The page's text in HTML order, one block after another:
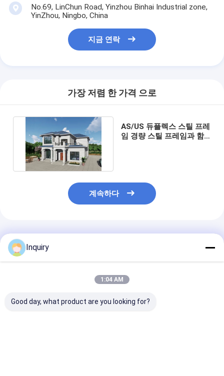
No.69, LinChun Road, Yinzhou Binhai Industrial zone,
YinZhou, Ningbo, China
지금 연락
가장 저렴 한 가격 으로
AS/US 듀플렉스 스틸 프레
임 경량 스틸 프레임과 함
계속하다
추천된 제품
Inquiry
1:04 AM
Good day, what product are you looking for?